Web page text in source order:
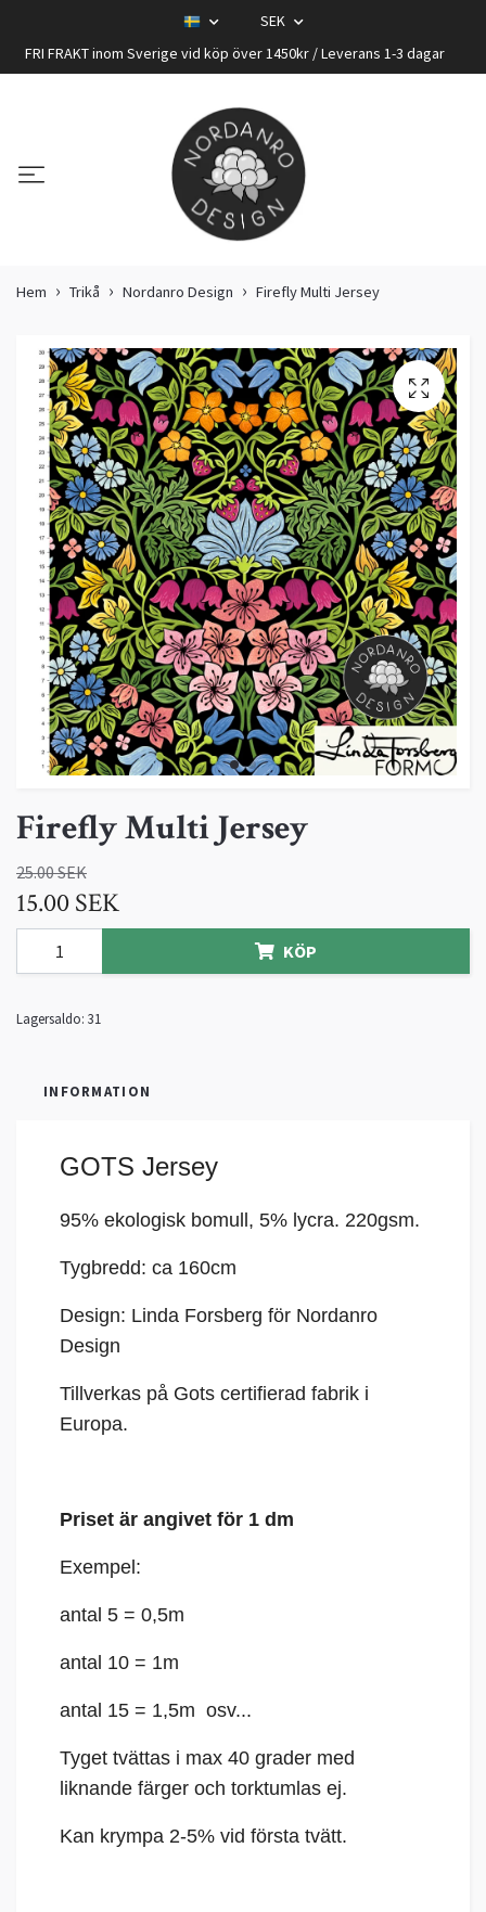
SEK
FRI FRAKT inom Sverige vid köp över 1450kr / Leverans 1-3 dagar
Hem Trikå Nordanro Design Firefly Multi Jersey
Firefly Multi Jersey
25.00 SEK
15.00 SEK
KÖP
Lagersaldo: 31
INFORMATION
GOTS Jersey
95% ekologisk bomull, 5% lycra. 220gsm.
Tygbredd: ca 160cm
Design: Linda Forsberg för Nordanro
Design
Tillverkas på Gots certifierad fabrik i
Europa.
Priset är angivet för 1 dm
Exempel:
antal 5 = 0,5m
antal 10 = 1m
antal 15 = 1,5m osv...
Tyget tvättas i max 40 grader med
liknande färger och torktumlas ej.
Kan krympa 2-5% vid första tvätt.